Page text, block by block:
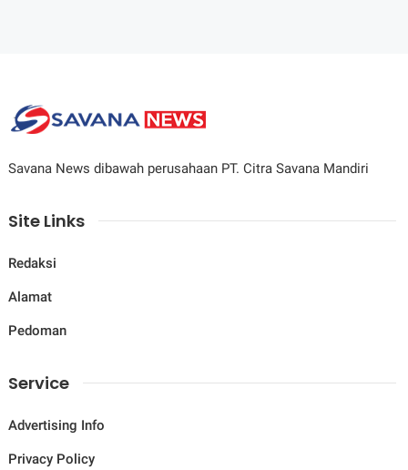
Savana News dibawah perusahaan PT. Citra Savana Mandiri
Site Links
Redaksi
Alamat
Pedoman
Service
Advertising Info
Privacy Policy